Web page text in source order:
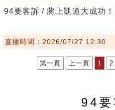
94要客訴 / 蔣上凱道大成功
直播時間：2026/07/27 12:30
第一頁 上一頁 1 2
94要